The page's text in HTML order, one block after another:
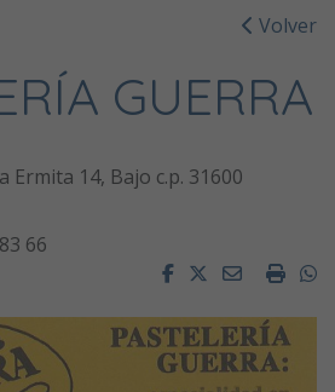
Volver
GUERRA
Ermita 14, Bajo c.p. 31600
66
FacebookTwitterEmail